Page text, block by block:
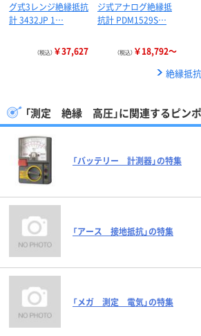
グ式3レンジ絶縁抵抗
計 3432JP 1…
（税込） ￥37,627
ジ式アナログ絶縁抵
抗計 PDM1529S…
（税込） ￥18,792～
絶縁抵
「測定 絶縁 高圧」に関連するピン
「バッテリー 計測器」の特集
「アース 接地抵抗」の特集
「メガ 測定 電気」の特集